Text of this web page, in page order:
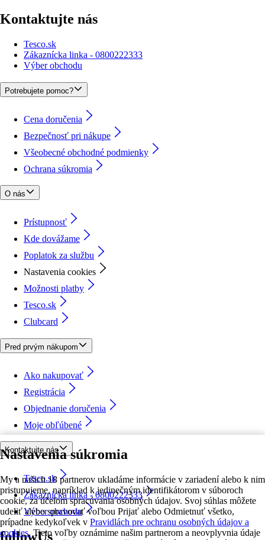
Nastavenia súkromia
My a našich 18 partnerov ukladáme informácie v zariadení alebo k nim
pristupujeme, napríklad k jedinečným identifikátorom v súboroch
cookie, za účelom spracúvania osobných údajov. Svoj súhlas môžete
udeliť alebo spravovať voľbou Prijať alebo Odmietnuť všetko,
prípadne kedykoľvek v Pravidlách pre ochranu osobných údajov a
cookies. Tieto voľby oznámime našim partnerom a neovplyvnia údaje
Kontaktujte nás
Tesco.sk
Zákaznícka linka - 0800222333
Výber obchodu
Potrebujete pomoc?
Cena doručenia
Bezpečnosť pri nákupe
Všeobecné obchodné podmienky
Ochrana súkromia
O nás
Prístupnosť
Kde dovážame
Poplatok za službu
Nastavenia cookies
Možnosti platby
Tesco.sk
Clubcard
Pred prvým nákupom
Ako nakupovať
Registrácia
Objednanie doručenia
Moje obľúbené
Kontaktujte nás
Tesco.sk
Zákaznícka linka - 0800222333
Výber obchodu
followUs